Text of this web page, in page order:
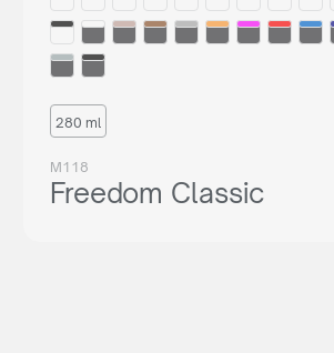
280 ml
M118
Freedom Classic